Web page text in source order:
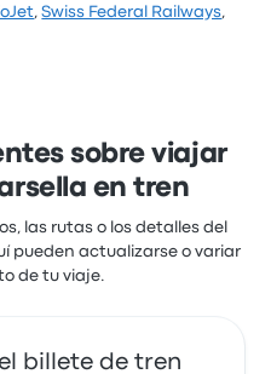
la empresa ha
9 €
,Swiss Federal Railways,
sobre viajar
en tren
las rutas o los detalles del
pueden actualizarse o variar
de tu viaje.
billete de tren